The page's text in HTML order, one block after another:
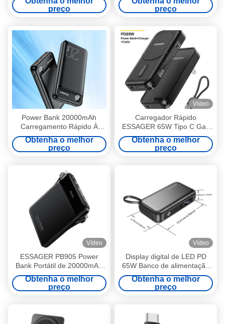
22,5W 3 Input Output
preço
Carregamento Rápido
preço
Power Bank 20000mAh
Carregamento Rápido À
Prova D'Água Certificado CE
RoHS
Obtenha o melhor
preço
Vídeo
Carregador Rápido
ESSAGER 65W Tipo C Gan
PD PPS com Power Bank
Sem Fio 5000mAh e Cabo
USB C 20W
Obtenha o melhor
preço
Vídeo
ESSAGER PB905 Power
Bank Portátil de 20000mAh
com 4 Portas, Molde Privado
e Interface de Entrada TYPE-
C
Obtenha o melhor
preço
Vídeo
Display digital de LED PD
65W Banco de alimentação
de telemóvel 15000mAh
Bateria de armazenamento
rápido
Obtenha o melhor
preço